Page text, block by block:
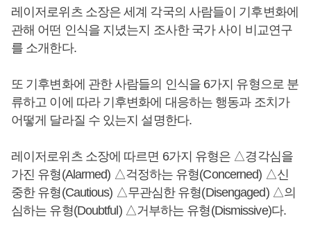
레이저로위츠 소장은 세계 각국의 사람들이 기후변화에
관해 어떤 인식을 지녔는지 조사한 국가 사이 비교연구
를 소개한다.
또 기후변화에 관한 사람들의 인식을 6가지 유형으로 분
류하고 이에 따라 기후변화에 대응하는 행동과 조치가
어떻게 달라질 수 있는지 설명한다.
레이저로위츠 소장에 따르면 6가지 유형은 △경각심을
가진 유형(Alarmed) △걱정하는 유형(Concerned) △신
중한 유형(Cautious) △무관심한 유형(Disengaged) △의
심하는 유형(Doubtful) △거부하는 유형(Dismissive)다.